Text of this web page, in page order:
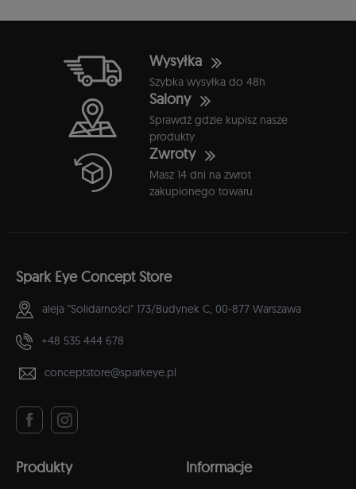
Wysyłka
Szybka wysyłka do 48h
Salony
Sprawdź gdzie kupisz nasze
produkty
Zwroty
Masz 14 dni na zwrot
zakupionego towaru
Spark Eye Concept Store
aleja "Solidarności" 173/Budynek C, 00-877 Warszawa
+48 535 444 678
conceptstore@sparkeye.pl
Produkty Informacje